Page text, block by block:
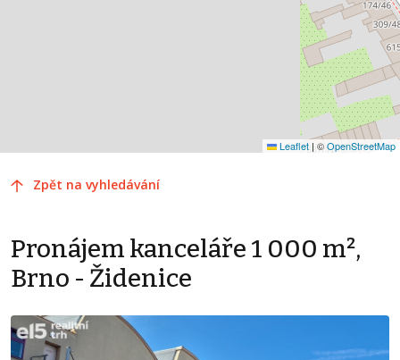
Leaflet |©OpenStreetMap
Zpět na vyhledávání
Pronájem kanceláře 1 000 m²,
Brno - Židenice